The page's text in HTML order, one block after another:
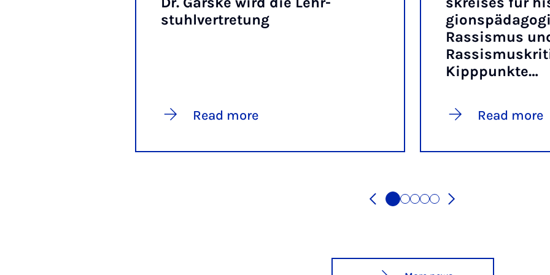
stuhlver­tre­tung
Read more
Rassismus
Kipppunkte…
Read more